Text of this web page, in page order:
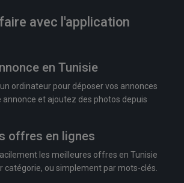
avec l'application
en Tunisie
ordinateur pour déposer vos annonces
annonce et ajoutez des photos depuis
offres en lignes
les meilleures offres en Tunisie
catégorie, ou simplement par mots-clés.